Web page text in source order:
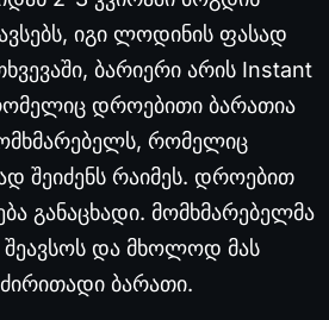
იგი ლოდინის ფასად
ბარიერი არის Instant
დროებითი ბარათია
რომელიც
შეიძენს რაიმეს. დროებით
განაცხადი. მომხმარებელმა
შეავსოს და მხოლოდ მას
ბარათი.